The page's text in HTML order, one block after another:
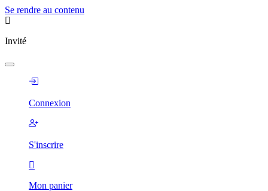
Se rendre au contenu
Invité
Connexion
S'inscrire
Mon panier